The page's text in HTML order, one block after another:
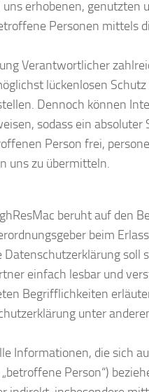
erhobenen, genutzten
Personen mittels
Verantwortlicher
lückenlosen
Dennoch können
sodass ein
Person frei,
uns zu übermitteln.
beruht auf den
beim
Datenschutzerklärung
einfach lesbar und
Begrifflichkeiten
unter
Informationen, die sich
Person“)